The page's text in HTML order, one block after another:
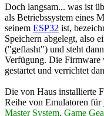
Doch langsam... was ist
als Betriebssystem eines
seinem ESP32 ist,
Speichern abgelegt, also
("geflasht") und steht
Verfügung. Die Firmware
gestartet und verrichtet
Die von Haus installierte
Reihe von Emulatoren für
Master System, Game